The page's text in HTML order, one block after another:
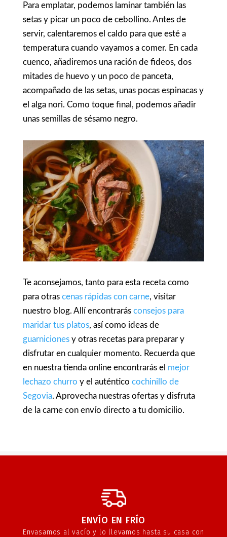
Para emplatar, podemos laminar también las
setas y picar un poco de cebollino. Antes de
servir, calentaremos el caldo para que esté a
temperatura cuando vayamos a comer. En cada
cuenco, añadiremos una ración de fideos, dos
mitades de huevo y un poco de panceta,
acompañado de las setas, unas pocas espinacas y
el alga nori. Como toque final, podemos añadir
unas semillas de sésamo negro.
Te aconsejamos, tanto para esta receta como
para otras cenas rápidas con carne, visitar
nuestro blog. Allí encontrarás consejos para
maridar tus platos, así como ideas de
guarnicionesy otras recetas para preparar y
disfrutar en cualquier momento. Recuerda que
en nuestratienda onlineencontrarás el mejor
lechazo churro y el auténtico cochinillo de
Segovia. Aprovecha nuestras ofertas y disfruta
de la carne con envío directo a tu domicilio.
ENVÍO EN FRÍO
Envasamos al vacío y lo llevamos hasta su casa con